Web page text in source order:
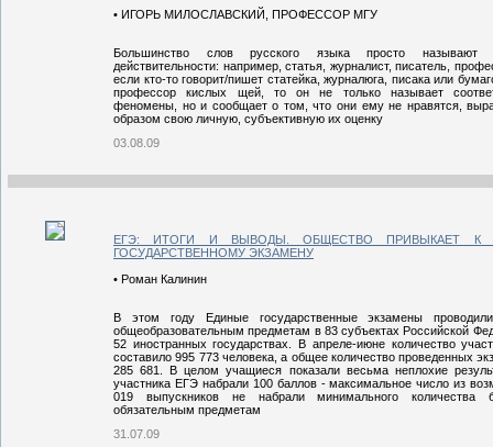
• ИГОРЬ МИЛОСЛАВСКИЙ, ПРОФЕССОР МГУ
Большинство слов русского языка просто называют
действительности: например, статья, журналист, писатель,
если кто-то говорит/пишет статейка, журналюга, писака или
профессор кислых щей, то он не только называет
феномены, но и сообщает о том, что они ему не нравятся,
образом свою личную, субъективную их оценку
03.08.09
ЕГЭ: ИТОГИ И ВЫВОДЫ. ОБЩЕСТВО ПРИВЫКАЕТ К
ГОСУДАРСТВЕННОМУ ЭКЗАМЕНУ
• Роман Калинин
В этом году Единые государственные экзамены
общеобразовательным предметам в 83 субъектах Российской
52 иностранных государствах. В апреле-июне количество
составило 995 773 человека, а общее количество проведенных
285 681. В целом учащиеся показали весьма неплохие
участника ЕГЭ набрали 100 баллов - максимальное число из
019 выпускников не набрали минимального количества
обязательным предметам
31.07.09